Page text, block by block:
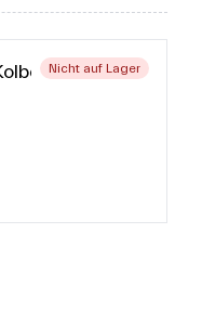
Nicht auf Lager